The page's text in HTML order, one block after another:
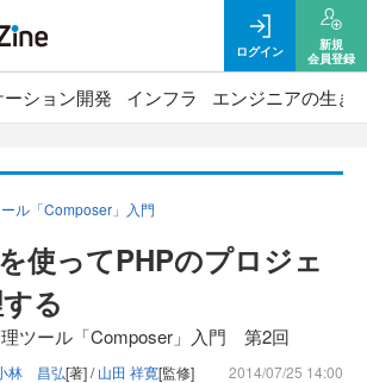
ログイン
新規
会員登録
ション開発 インフラ エンジニアの生き
ル「Composer」入門
使ってPHPのプロジェ
る
ツール「Composer」入門 第2回
林 昌弘[著] /山田 祥寛[監修] 2014/07/25 14:00